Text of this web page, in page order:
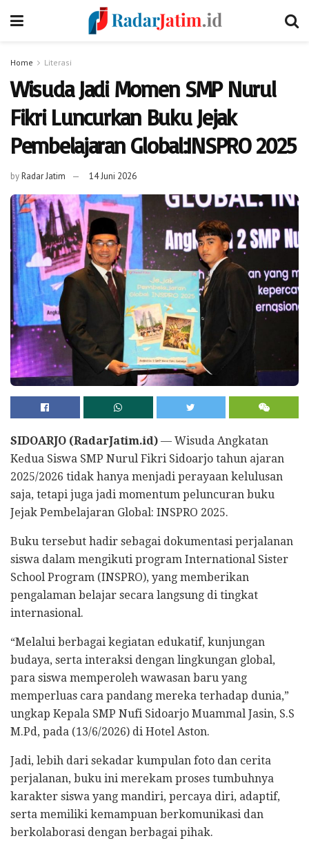
Home Literasi
Wisuda Jadi Momen SMP Nurul
Fikri Luncurkan Buku Jejak
Pembelajaran Global:INSPRO 2025
byRadar Jatim 14 Juni 2026
SIDOARJO (RadarJatim.id) — Wisuda Angkatan
Kedua Siswa SMP Nurul Fikri Sidoarjo tahun ajaran
2025/2026 tidak hanya menjadi perayaan kelulusan
saja, tetapi juga jadi momentum peluncuran buku
Jejak Pembelajaran Global: INSPRO 2025.
Buku tersebut hadir sebagai dokumentasi perjalanan
siswa dalam mengikuti program International Sister
School Program (INSPRO), yang memberikan
pengalaman belajar secara langsung di tingkat
internasional.
“Melalui berbagai kegiatan edukatif, kunjungan
budaya, serta interaksi dengan lingkungan global,
para siswa memperoleh wawasan baru yang
memperluas cara pandang mereka terhadap dunia,”
ungkap Kepala SMP Nufi Sidoarjo Muammal Jasin, S.S
M.Pd, pada (13/6/2026) di Hotel Aston.
Jadi, lebih dari sekadar kumpulan foto dan cerita
perjalanan, buku ini merekam proses tumbuhnya
karakter siswa yang mandiri, percaya diri, adaptif,
serta memiliki kemampuan berkomunikasi dan
berkolaborasi dengan berbagai pihak.